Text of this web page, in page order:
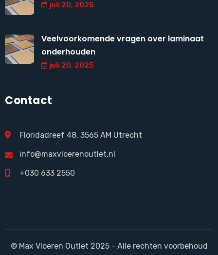
juli 20, 2025
Veelvoorkomende vragen over laminaat
onderhouden
juli 20, 2025
Contact
Floridadreef 48, 3565 AM Utrecht
info@maxvloerenoutlet.nl
+030 633 2550
© Max Vloeren Outlet 2025 - Alle rechten voorbehoud